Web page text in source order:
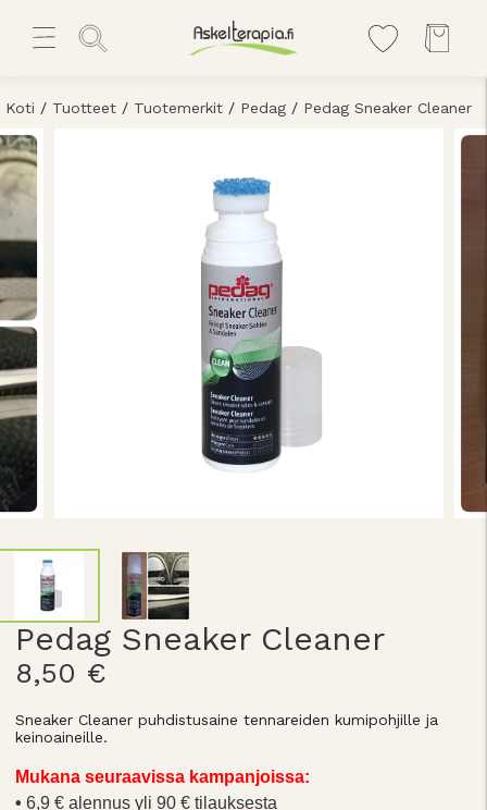
Koti / Tuotteet / Tuotemerkit / Pedag / Pedag Sneaker Cleaner
Pedag Sneaker Cleaner
8,50 €
Sneaker Cleaner puhdistusaine tennareiden kumipohjille ja
keinoaineille.
Mukana seuraavissa kampanjoissa:
6,9 € alennus yli 90 € tilauksesta